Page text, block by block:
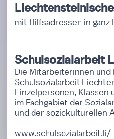
mit Hilfsadressen in
Schulsozialarbeit
Die Mitarbeiterinnen
Schulsozialarbeit
Einzelpersonen, Klassen
im Fachgebiet der
und der soziokulturellen
www.schulsozialarbeit.li/